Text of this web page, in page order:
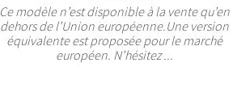
Ce modèle n’est disponible à la vente qu’en
dehors de l’Union européenne.Une version
équivalente est proposée pour le marché
européen. N’hésitez ...